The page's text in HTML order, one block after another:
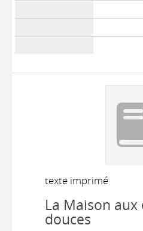
texte imprimé
La Maison aux
douces